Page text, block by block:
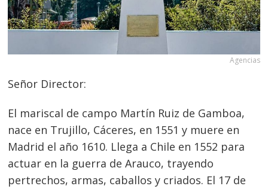
Agencias
Señor Director:
El mariscal de campo Martín Ruiz de Gamboa,
nace en Trujillo, Cáceres, en 1551 y muere en
Madrid el año 1610. Llega a Chile en 1552 para
actuar en la guerra de Arauco, trayendo
pertrechos, armas, caballos y criados. El 17 de